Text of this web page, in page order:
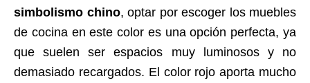
simbolismo chino, optar por escoger los muebles
de cocina en este color es una opción perfecta, ya
que suelen ser espacios muy luminosos y no
demasiado recargados. El color rojo aporta mucho